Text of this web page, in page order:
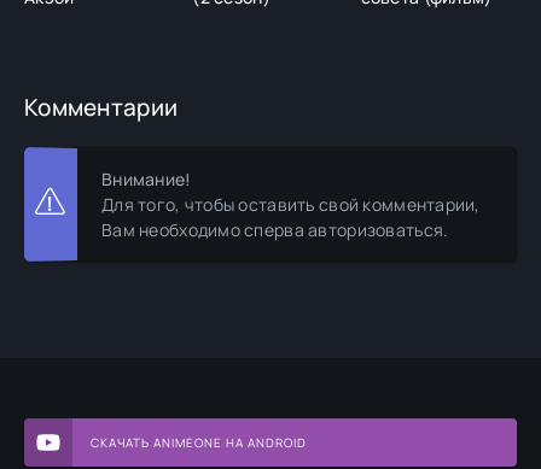
СКАЧАТЬ ANIMEONE НА ANDROID
Комментарии
Внимание!
Для того, чтобы оставить свой комментарии,
Вам необходимо сперва авторизоваться.